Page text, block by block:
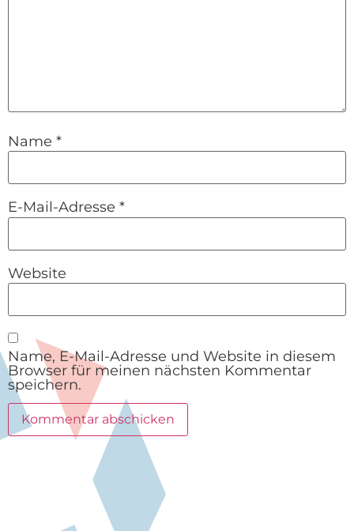
Name *
E-Mail-Adresse *
Website
Name, E-Mail-Adresse und Website in diesem
Browser für meinen nächsten Kommentar
speichern.